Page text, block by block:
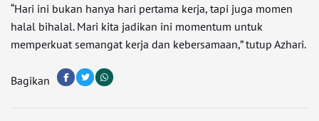
“Hari ini bukan hanya hari pertama kerja, tapi juga momen
halal bihalal. Mari kita jadikan ini momentum untuk
memperkuat semangat kerja dan kebersamaan,” tutup Azhari.
Bagikan